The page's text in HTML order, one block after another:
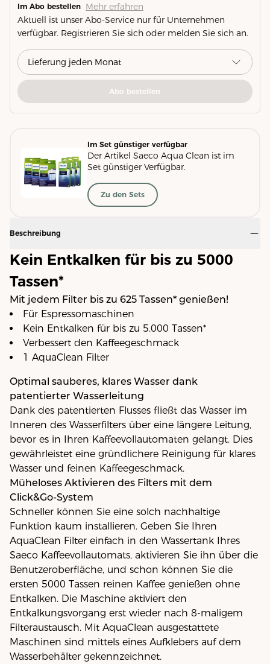
Im Abo bestellen Mehr erfahren
Aktuell ist unser Abo-Service nur für Unternehmen
verfügbar. Registrieren Sie sich oder melden Sie sich an.
Abo bestellen
Im Set günstiger verfügbar
Der Artikel Saeco Aqua Clean ist im
Set günstiger Verfügbar.
Zu den Sets
Beschreibung
Kein Entkalken für bis zu 5000
Tassen*
Mit jedem Filter bis zu 625 Tassen* genießen!
Für Espressomaschinen
Kein Entkalken für bis zu 5.000 Tassen*
Verbessert den Kaffeegeschmack
1 AquaClean Filter
Optimal sauberes, klares Wasser dank
patentierter Wasserleitung
Dank des patentierten Flusses fließt das Wasser im
Inneren des Wasserfilters über eine längere Leitung,
bevor es in Ihren Kaffeevollautomaten gelangt. Dies
gewährleistet eine gründlichere Reinigung für klares
Wasser und feinen Kaffeegeschmack.
Müheloses Aktivieren des Filters mit dem
Click&Go-System
Schneller können Sie eine solch nachhaltige
Funktion kaum installieren. Geben Sie Ihren
AquaClean Filter einfach in den Wassertank Ihres
Saeco Kaffeevollautomats, aktivieren Sie ihn über die
Benutzeroberfläche, und schon können Sie die
ersten 5000 Tassen reinen Kaffee genießen ohne
Entkalken. Die Maschine aktiviert den
Entkalkungsvorgang erst wieder nach 8-maligem
Filteraustausch. Mit AquaClean ausgestattete
Maschinen sind mittels eines Aufklebers auf dem
Wasserbehälter gekennzeichnet.